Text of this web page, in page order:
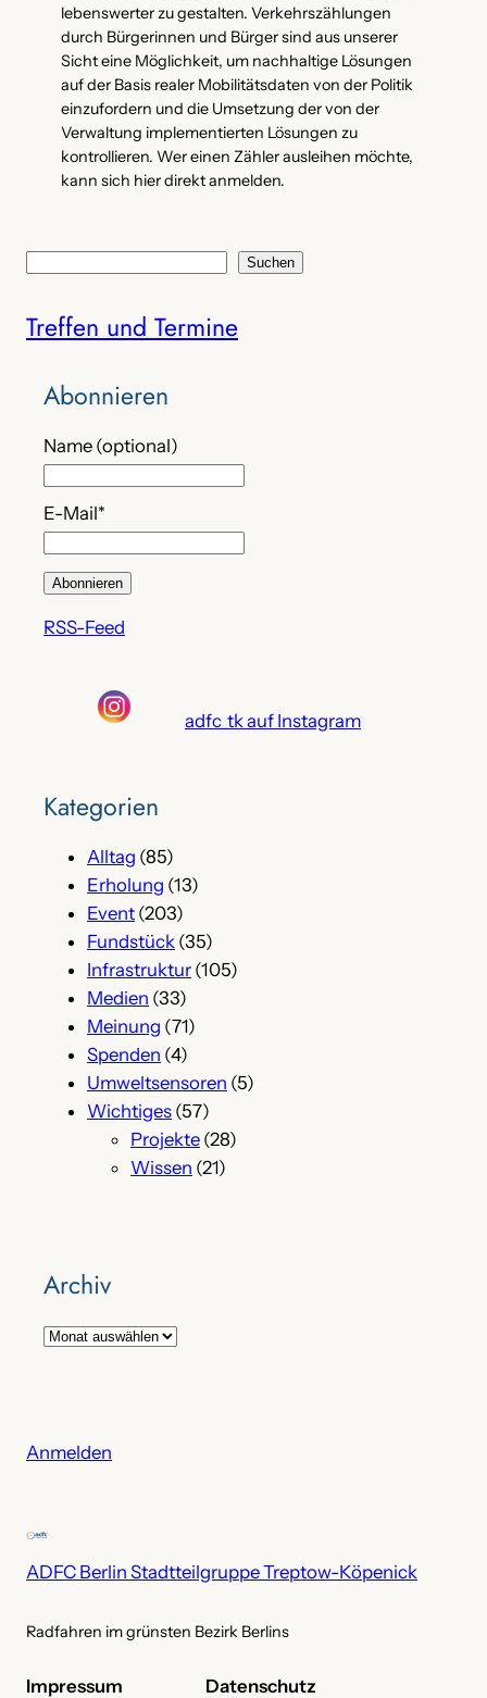
lebenswerter zu gestalten. Verkehrszählungen
durch Bürgerinnen und Bürger sind aus unserer
Sicht eine Möglichkeit, um nachhaltige Lösungen
auf der Basis realer Mobilitätsdaten von der Politik
einzufordern und die Umsetzung der von der
Verwaltung implementierten Lösungen zu
kontrollieren. Wer einen Zähler ausleihen möchte,
kann sich hier direkt anmelden.
c
Suchen
Treffen und Termine
Abonnieren
Name (optional)
E-Mail*
RSS-Feed
adfc_tk auf Instagram
Kategorien
Alltag (85)
Erholung (13)
Event (203)
Fundstück (35)
Infrastruktur (105)
Medien (33)
Meinung (71)
Spenden (4)
Umweltsensoren (5)
Wichtiges (57)
Projekte (28)
Wissen (21)
Archiv
A
i
Anmelden
ADFC Berlin Stadtteilgruppe Treptow-Köpenick
Radfahren im grünsten Bezirk Berlins
Impressum Datenschutz